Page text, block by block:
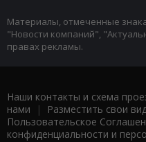
Материалы, отмеченные
"Новости компаний",
правах рекламы.
Наши контакты и схема
нами | Разместить свои
Пользовательское
конфиденциальности и